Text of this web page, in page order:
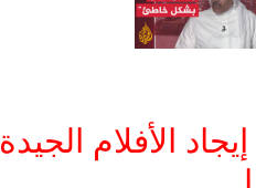
الأفلام الجيدة